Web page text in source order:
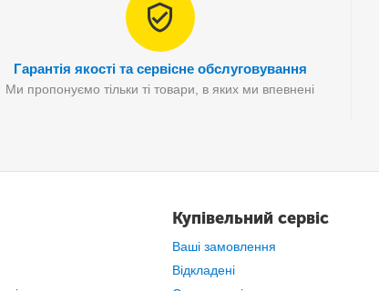
Гарантія якості та сервісне обслуговування
Ми пропонуємо тільки ті товари, в яких ми впевнені
Купівельний сервіс
Ваші замовлення
Відкладені